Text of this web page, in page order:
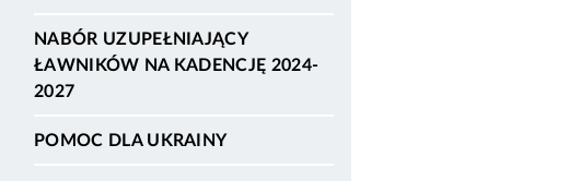
NABÓR UZUPEŁNIAJĄCY
ŁAWNIKÓW NA KADENCJĘ 2024-
2027
POMOC DLA UKRAINY